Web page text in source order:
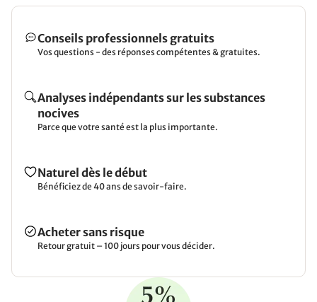
Conseils professionnels gratuits
Vos questions - des réponses compétentes & gratuites.
Analyses indépendants sur les substances
nocives
Parce que votre santé est la plus importante.
Naturel dès le début
Bénéficiez de 40 ans de savoir-faire.
Acheter sans risque
Retour gratuit – 100 jours pour vous décider.